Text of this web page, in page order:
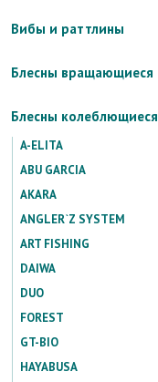
Вибы и раттлины
Блесны вращающиеся
Блесны колеблющиеся
A-ELITA
ABU GARCIA
AKARA
ANGLER`Z SYSTEM
ART FISHING
DAIWA
DUO
FOREST
GT-BIO
HAYABUSA